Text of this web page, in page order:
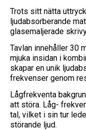
Trots sitt nätta
ljudabsorberande
glasemaljerade
Tavlan innehåller 30
mjuka insidan i
skapar en unik
frekvenser genom
Lågfrekventa
att störa. Låg-
tal, vilket i sin tur
störande ljud.